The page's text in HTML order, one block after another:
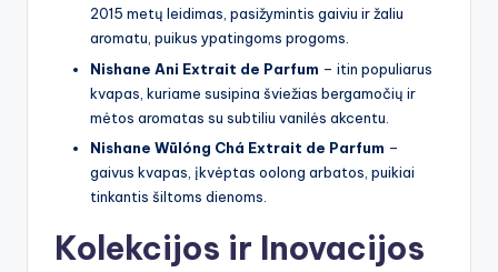
2015 metų leidimas, pasižymintis gaiviu ir žaliu
aromatu, puikus ypatingoms progoms.
Nishane Ani Extrait de Parfum – itin populiarus
kvapas, kuriame susipina šviežias bergamočių ir
mėtos aromatas su subtiliu vanilės akcentu.
Nishane Wūlóng Chá Extrait de Parfum –
gaivus kvapas, įkvėptas oolong arbatos, puikiai
tinkantis šiltoms dienoms.
Kolekcijos ir Inovacijos